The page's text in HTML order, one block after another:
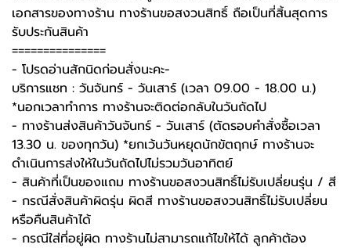
เอกสารของทางร้าน ทางร้านขอสงวนสิทธิ์ ถือเป็นที่สิ้นสุดการ
รับประกันสินค้า
===============
-️ โปรดอ่านสักนิดก่อนสั่งนะคะ-️
บริการแชท : วันจันทร์ - วันเสาร์ (เวลา 09.00 - 18.00 น.)
*นอกเวลาทำการ ทางร้านจะติดต่อกลับในวันถัดไป
- ทางร้านส่งสินค้าวันจันทร์ - วันเสาร์ (ตัดรอบคำสั่งซื้อเวลา
13.30 น. ของทุกวัน) *ยกเว้นวันหยุดนักขัตฤกษ์ ทางร้านจะ
ดำเนินการส่งให้ในวันถัดไปไม่รวมวันอาทิตย์
- สินค้าที่เป็นของแถม ทางร้านขอสงวนสิทธิ์ไม่รับเปลี่ยนรุ่น / สี
- กรณีสั่งสินค้าผิดรุ่น ผิดสี ทางร้านขอสงวนสิทธิ์ไม่รับเปลี่ยน
หรือคืนสินค้าได้
- กรณีใส่ที่อยู่ผิด ทางร้านไม่สามารถแก้ไขให้ได้ ลูกค้าต้อง